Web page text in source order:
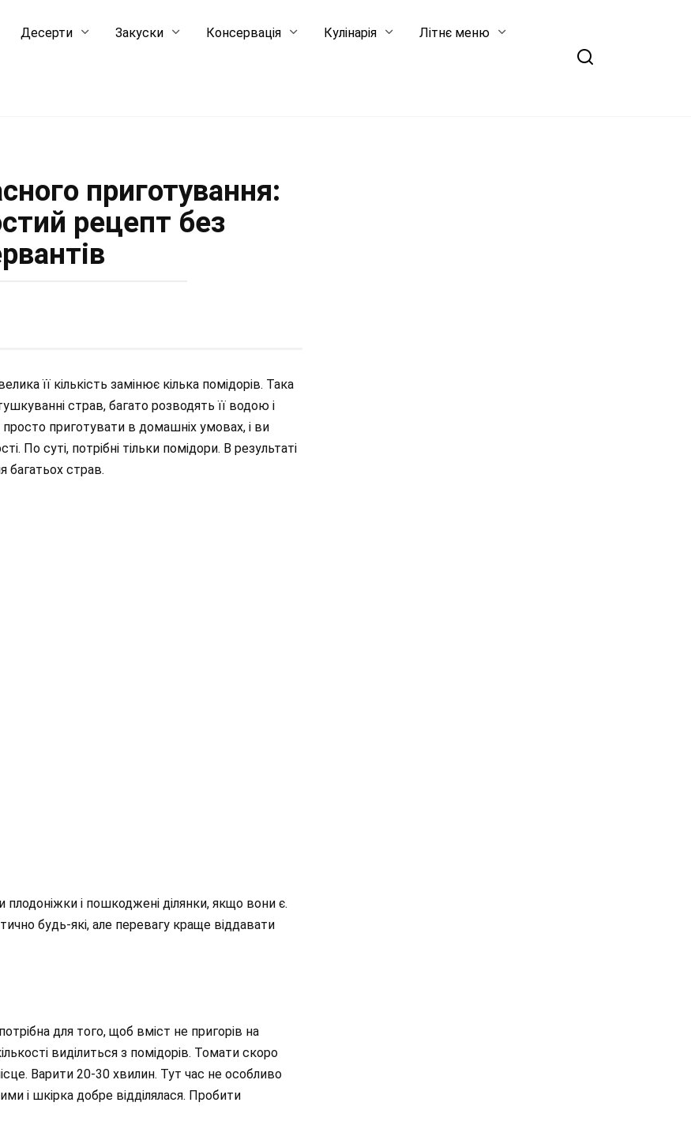
Десерти Закуски Консервація Кулінарія Літнє меню
приготування:
рецепт без
її кількість замінює кілька помідорів. Така
страв, багато розводять її водою і
приготувати в домашніх умовах, і ви
По суті, потрібні тільки помідори. В результаті
багатьох страв.
плодоніжки і пошкоджені ділянки, якщо вони є.
будь-які, але перевагу краще віддавати
для того, щоб вміст не пригорів на
виділиться з помідорів. Томати скоро
Варити 20-30 хвилин. Тут час не особливо
і шкірка добре відділялася. Пробити